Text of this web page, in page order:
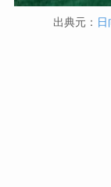
出典元：